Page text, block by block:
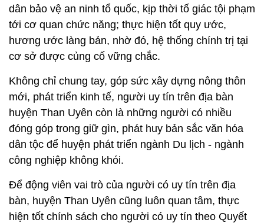
dân bảo vệ an ninh tổ quốc, kịp thời tố giác tội phạm
tới cơ quan chức năng; thực hiện tốt quy ước,
hương ước làng bản, nhờ đó, hệ thống chính trị tại
cơ sở được củng cố vững chắc.
Không chỉ chung tay, góp sức xây dựng nông thôn
mới, phát triển kinh tế, người uy tín trên địa bàn
huyện Than Uyên còn là những người có nhiều
đóng góp trong giữ gìn, phát huy bản sắc văn hóa
dân tộc để huyện phát triển ngành Du lịch - ngành
công nghiệp không khói.
Để động viên vai trò của người có uy tín trên địa
bàn, huyện Than Uyên cũng luôn quan tâm, thực
hiện tốt chính sách cho người có uy tín theo Quyết